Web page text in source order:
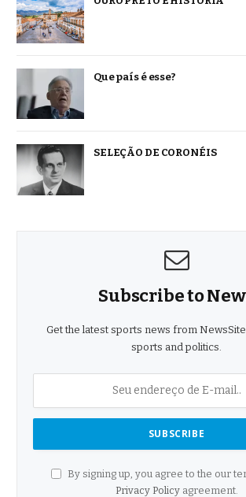
Que país é esse?
SELEÇÃO DE CORONÉIS
Subscribe to
Get the latest sports news from NewsSite
sports and politics.
By signing up, you agree to the our
Privacy Policyagreement.